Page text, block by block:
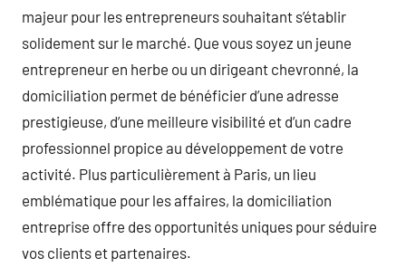
majeur pour les entrepreneurs souhaitant s’établir
solidement sur le marché. Que vous soyez un jeune
entrepreneur en herbe ou un dirigeant chevronné, la
domiciliation permet de bénéficier d’une adresse
prestigieuse, d’une meilleure visibilité et d’un cadre
professionnel propice au développement de votre
activité. Plus particulièrement à Paris, un lieu
emblématique pour les affaires, la domiciliation
entreprise offre des opportunités uniques pour séduire
vos clients et partenaires.